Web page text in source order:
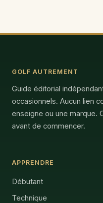
GOLF AUTREMENT
Guide éditorial
occasionnels. Aucun lien
enseigne ou une marque.
avant de commencer.
APPRENDRE
Débutant
Technique